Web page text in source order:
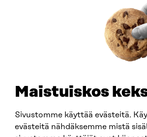
Maistuiskos
Sivustomme käyttää evästeitä.
evästeitä nähdäksemme mistä
fornamn.efternamn@sitra.fi
SITRA PÅ SOCIALA MEDIER